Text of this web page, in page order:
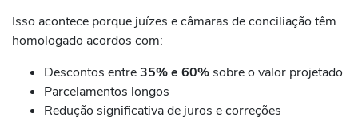
Isso acontece porque juízes e câmaras de conciliação têm
homologado acordos com:
Descontos entre35% e 60% sobre o valor projetado
Parcelamentos longos
Redução significativa de juros e correções